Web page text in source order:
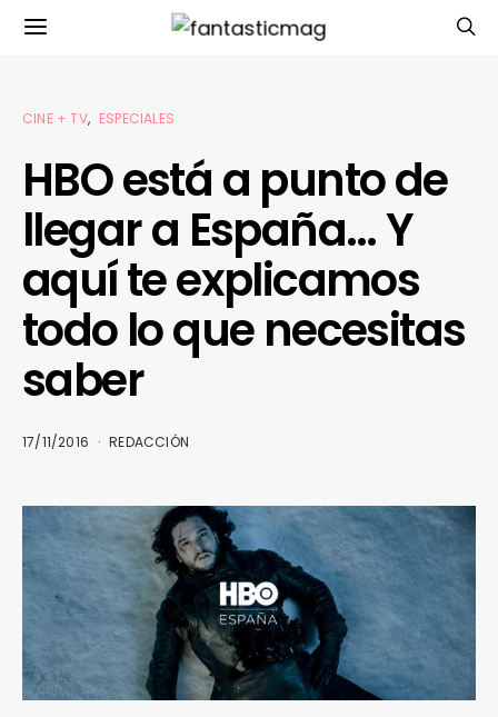
CINE + TV ESPECIALES
HBO está a punto de
llegar a España… Y
aquí te explicamos
todo lo que necesitas
saber
17/11/2016 REDACCIÓN